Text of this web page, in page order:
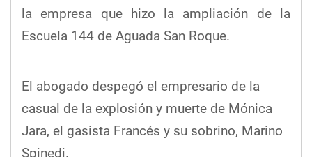
la empresa que hizo la ampliación de la
Escuela 144 de Aguada San Roque.
El abogado despegó el empresario de la
casual de la explosión y muerte de Mónica
Jara, el gasista Francés y su sobrino, Marino
Spinedi.